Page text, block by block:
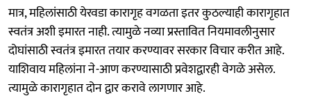
मात्र, महिलांसाठी येरवडा कारागृह वगळता इतर कुठल्याही कारागृहात
स्वतंत्र अशी इमारत नाही. त्यामुळे नव्या प्रस्तावित नियमावलीनुसार
दोघांसाठी स्वतंत्र इमारत तयार करण्यावर सरकार विचार करीत आहे.
याशिवाय महिलांना ने-आण करण्यासाठी प्रवेशद्वारही वेगळे असेल.
त्यामुळे कारागृहात दोन द्वार करावे लागणार आहे.